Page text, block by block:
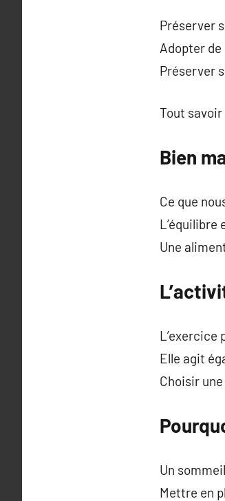
Préserver
Adopter
Préserver
Tout savoir
Bien
Ce que
Une
Elle agit
Choisir
Un
Mettre en